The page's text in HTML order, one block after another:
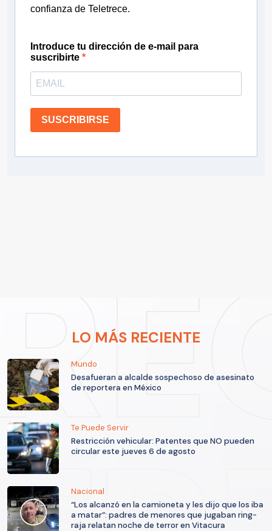
confianza de Teletrece.
Introduce tu dirección de e-mail para
suscribirte
SUSCRIBIRSE
LO MÁS RECIENTE
Mundo
Desafueran a alcalde sospechoso de asesinato
de reportera en México
Te Puede Servir
Restricción vehicular: Patentes que NO pueden
circular este jueves 6 de agosto
Nacional
“Los alcanzó en la camioneta y les dijo que los iba
a matar”: padres de menores que jugaban ring-
raja relatan noche de terror en Vitacura